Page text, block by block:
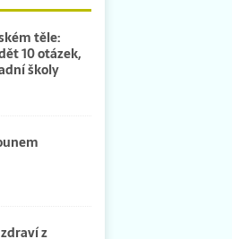
těle:
10 otázek,
školy
z